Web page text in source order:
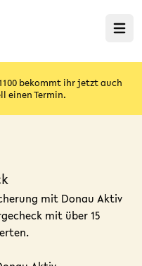
Menü
bekommt ihr jetzt auch
einen Termin.
mit Donau Aktiv
mit über 15